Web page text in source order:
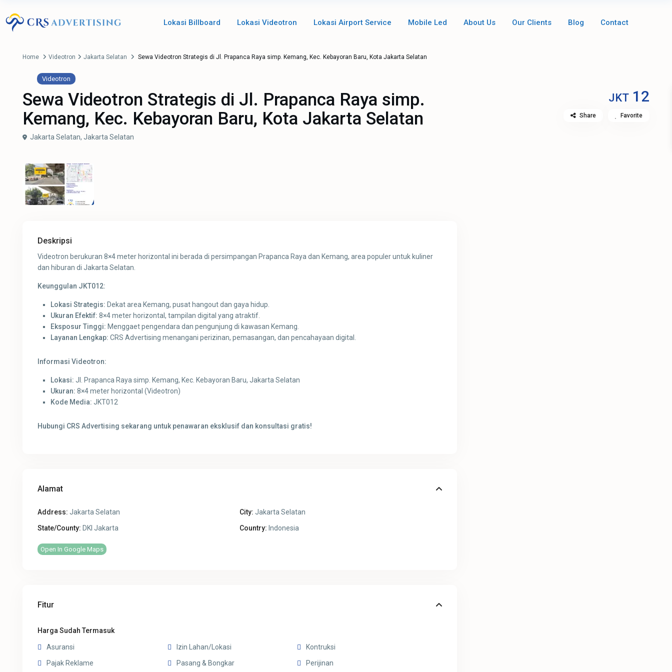
Lokasi Billboard Lokasi Videotron Lokasi Airport Service Mobile Led About Us Our Clients Blog Contact
Home Videotron Jakarta Selatan Sewa Videotron Strategis di Jl. Prapanca Raya simp. Kemang, Kec. Kebayoran Baru, Kota Jakarta Selatan
Videotron
Sewa Videotron Strategis di Jl. Prapanca Raya simp.
Kemang, Kec. Kebayoran Baru, Kota Jakarta Selatan
JKT12
Jakarta Selatan,Jakarta Selatan
Share Favorite
Deskripsi
Videotron berukuran 8×4 meter horizontal ini berada di persimpangan Prapanca Raya dan Kemang, area populer untuk kuliner
dan hiburan di Jakarta Selatan.
Keunggulan JKT012:
Lokasi Strategis: Dekat area Kemang, pusat hangout dan gaya hidup.
Ukuran Efektif: 8×4 meter horizontal, tampilan digital yang atraktif.
Eksposur Tinggi: Menggaet pengendara dan pengunjung di kawasan Kemang.
Layanan Lengkap: CRS Advertising menangani perizinan, pemasangan, dan pencahayaan digital.
Informasi Videotron:
Lokasi: Jl. Prapanca Raya simp. Kemang, Kec. Kebayoran Baru, Jakarta Selatan
Ukuran: 8×4 meter horizontal (Videotron)
Kode Media: JKT012
Hubungi CRS Advertising sekarang untuk penawaran eksklusif dan konsultasi gratis!
Alamat
Address: Jakarta Selatan City: Jakarta Selatan
State/County: DKI Jakarta Country: Indonesia
Open In Google Maps
Fitur
Harga Sudah Termasuk
Asuransi Izin Lahan/Lokasi
Kontruksi
Pajak Reklame
Pasang & Bongkar Perijinan